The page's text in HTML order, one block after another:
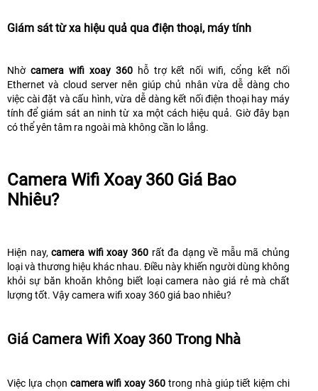
Giám sát từ xa hiệu quả qua điện thoại, máy tính
Nhờ camera wifi xoay 360hỗ trợ kết nối wifi, cổng kết nối
Ethernet và cloud server nên giúp chủ nhân vừa dễ dàng cho
việc cài đặt và cấu hình, vừa dễ dàng kết nối điện thoại hay máy
tính để giám sát an ninh từ xa một cách hiệu quả. Giờ đây bạn
có thể yên tâm ra ngoài mà không cần lo lắng.
Camera Wifi Xoay 360 Giá Bao
Nhiêu?
Hiện nay,camera wifi xoay 360 rất đa dạng về mẫu mã chủng
loại và thương hiệu khác nhau. Điều này khiến người dùng không
khỏi sự băn khoăn không biết loại camera nào giá rẻ mà chất
lượng tốt. Vậy camera wifi xoay 360 giá bao nhiêu?
Giá Camera Wifi Xoay 360 Trong Nhà
Việc lựa chọn camera wifi xoay 360 trong nhà giúp tiết kiệm chi